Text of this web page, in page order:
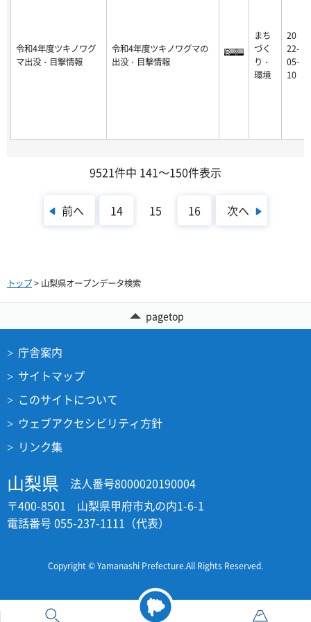
令和4年度ツキノワグ
マ出没・目撃情報
令和4年度ツキノワグマの
出没・目撃情報
まち
づく
り・
環境
20
22-
05-
10
9521件中 141～150件表示
前へ 14 15 16 次へ
トップ> 山梨県オープンデータ検索
pagetop
庁舎案内
サイトマップ
このサイトについて
ウェブアクセシビリティ方針
リンク集
山梨県
法人番号8000020190004
〒400-8501 山梨県甲府市丸の内1-6-1
電話番号 055-237-1111（代表）
Copyright © Yamanashi Prefecture.All Rights Reserved.